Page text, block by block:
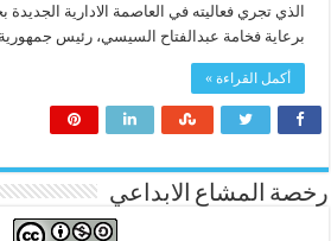
الذي تجري فعاليته في العاصمة الادارية الجديدة
برعاية فخامة عبدالفتاح السيسي، رئيس
أكمل القراءة »
رخصة المشاع الابداعي